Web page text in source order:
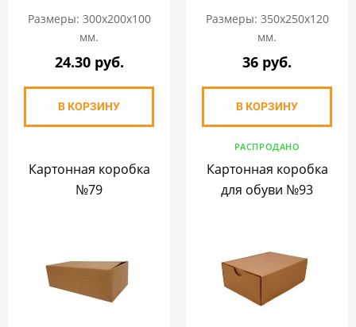
Размеры: 300х200х100
мм.
24.30 руб.
В КОРЗИНУ
Размеры: 350х250х120
мм.
36 руб.
В КОРЗИНУ
Картонная коробка
№79
РАСПРОДАНО
Картонная коробка
для обуви №93